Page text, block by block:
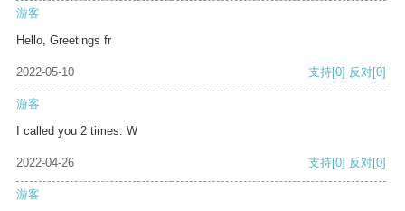
游客
Hello, Greetings fr
2022-05-10 支持[0] 反对[0]
游客
I called you 2 times. W
2022-04-26 支持[0] 反对[0]
游客